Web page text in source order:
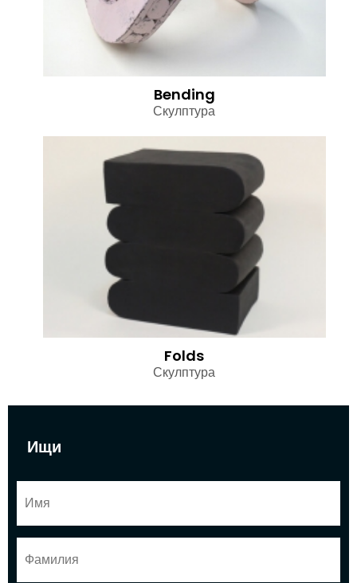
Ищи
Bending
Скулптура
Folds
Скулптура